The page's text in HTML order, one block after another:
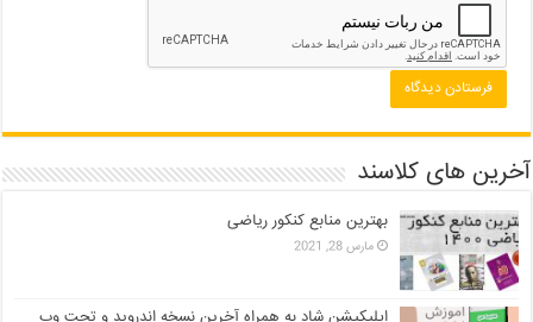
آخرین های کلاسند
بهترین منابع کنکور ریاضی
مارس 28, 2021
اپلیکیشن شاد به همراه آخرین نسخه اندروید و تحت وب